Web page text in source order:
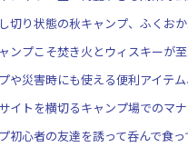
切り状態の秋キャンプ、ふくお
ンプこそ焚き火とウィスキーが
や災害時にも使える便利アイテ
イトを横切るキャンプ場でのマ
初心者の友達を誘って呑んで食っ